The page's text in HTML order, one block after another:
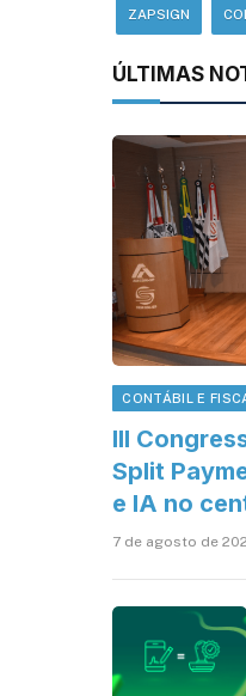
ZAPSIGN
ÚLTIMAS
CONTÁBIL E
III
Split
e IA no
7 de agosto de